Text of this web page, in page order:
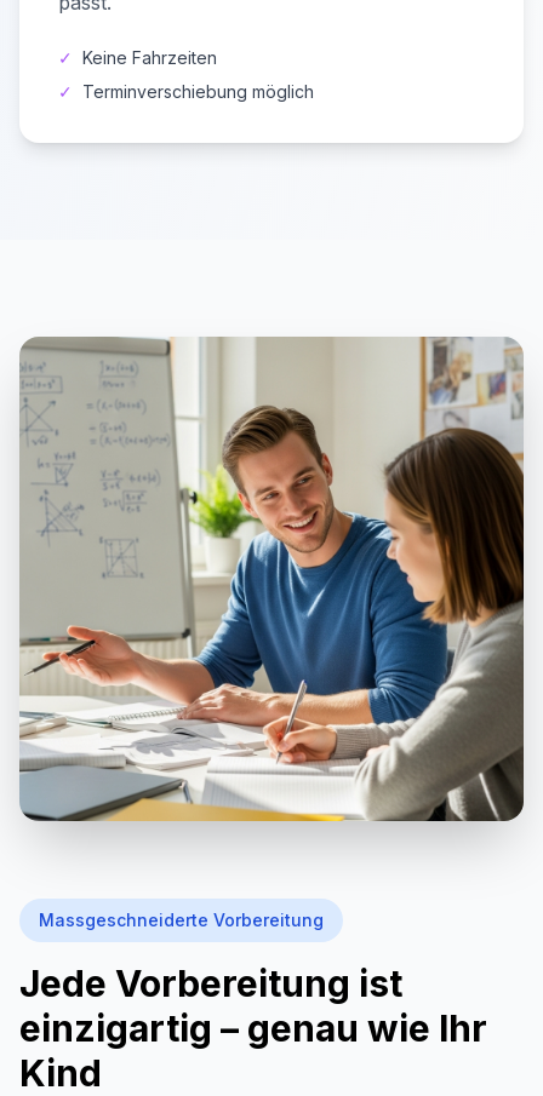
✓
Keine Fahrzeiten
✓
Terminverschiebung möglich
Massgeschneiderte Vorbereitung
Jede Vorbereitung ist
einzigartig – genau wie Ihr
Kind